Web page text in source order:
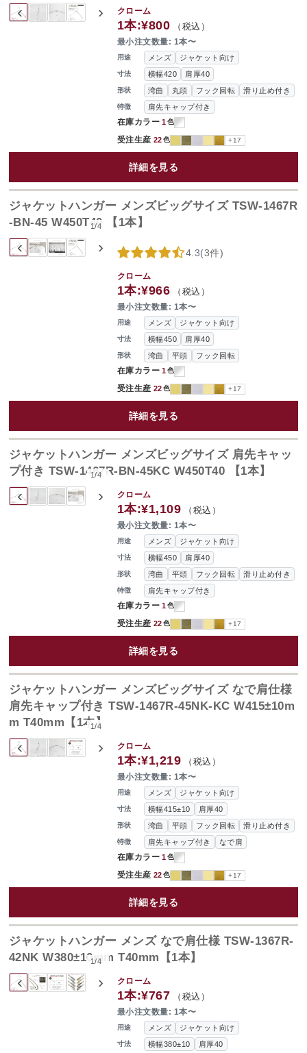
‹ ›
用途 メンズ ジャケット向け
寸法 横幅420 肩厚40
形状 湾曲 丸頭 フック回転 滑り止め付き
特徴 肩先キャップ付き
在庫カラー 1色
受注生産 22色 +17
クローム
1本:¥800 （税込）
最小注文数量: 1本〜
詳細を見る
‹ ›
1/4
ジャケットハンガー メンズビッグサイズ TSW-1467R
-BN-45 W450T40 【1本】
用途 メンズ ジャケット向け
寸法 横幅450 肩厚40
形状 湾曲 平頭 フック回転
在庫カラー 1色
受注生産 22色 +17
4.3(3件)
クローム
1本:¥966 （税込）
最小注文数量: 1本〜
詳細を見る
‹ ›
1/4
ジャケットハンガー メンズビッグサイズ 肩先キャッ
プ付き TSW-1467R-BN-45KC W450T40 【1本】
用途 メンズ ジャケット向け
寸法 横幅450 肩厚40
形状 湾曲 平頭 フック回転 滑り止め付き
特徴 肩先キャップ付き
在庫カラー 1色
受注生産 22色 +17
クローム
1本:¥1,109 （税込）
最小注文数量: 1本〜
詳細を見る
‹ ›
1/4
ジャケットハンガー メンズビッグサイズ なで肩仕様
肩先キャップ付き TSW-1467R-45NK-KC W415±10m
m T40mm【1本】
用途 メンズ ジャケット向け
寸法 横幅415±10 肩厚40
形状 湾曲 平頭 フック回転 滑り止め付き
特徴 肩先キャップ付き なで肩
在庫カラー 1色
受注生産 22色 +17
クローム
1本:¥1,219 （税込）
最小注文数量: 1本〜
詳細を見る
‹ ›
1/4
ジャケットハンガー メンズ なで肩仕様 TSW-1367R-
42NK W380±10mm T40mm【1本】
用途 メンズ ジャケット向け
寸法 横幅380±10 肩厚40
クローム
1本:¥767 （税込）
最小注文数量: 1本〜